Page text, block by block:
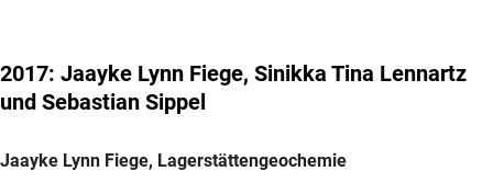
2017: Jaayke Lynn Fiege, Sinikka Tina Lennartz
und Sebastian Sippel
Jaayke Lynn Fiege, Lagerstättengeochemie